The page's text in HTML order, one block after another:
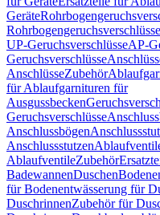
Geräte
Rohrbogengeruchsverschlüsse
UP-GeruchsverschlüsseAP-
Geruchsverschlüsse
AnschlüsseZubehör
für Ablaufgarnituren für
Ausgussbecken
Geruchsverschlüsse
Anschlussbögen
Anschlussstutzen
AblaufventileZubehör
BadewannenDuschen
für Bodenentwässerung für
DuschrinnenZubehör für